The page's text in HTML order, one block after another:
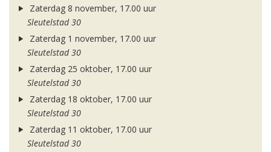
Zaterdag 8 november, 17.00 uur
Sleutelstad 30
Zaterdag 1 november, 17.00 uur
Sleutelstad 30
Zaterdag 25 oktober, 17.00 uur
Sleutelstad 30
Zaterdag 18 oktober, 17.00 uur
Sleutelstad 30
Zaterdag 11 oktober, 17.00 uur
Sleutelstad 30